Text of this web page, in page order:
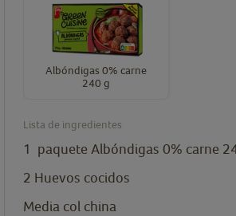
Albóndigas 0% carne
240 g
Lista de ingredientes
1 paquete Albóndigas 0% carne
2 Huevos cocidos
Media col china